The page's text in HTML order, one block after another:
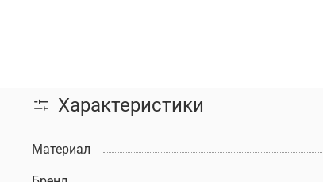
Характеристики
Материал